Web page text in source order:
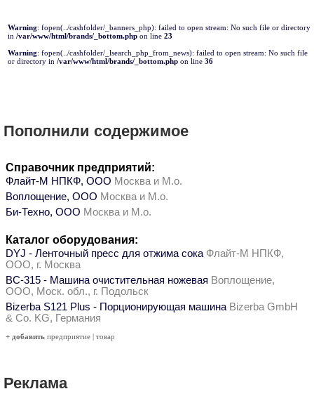
Warning: fopen(../cashfolder/_banners_php): failed to open stream: No such file or directory
in /var/www/html/brands/_bottom.php on line 23
Warning: fopen(../cashfolder/_lsearch_php_from_news): failed to open stream: No such file
or directory in /var/www/html/brands/_bottom.php on line 36
Пополнили содержимое
Справочник предприятий:
Флайт-М НПКФ, ООО Москва и М.о.
Воплощение, ООО Москва и М.о.
Би-Техно, ООО Москва и М.о.
Каталог оборудования:
DYJ - Ленточный пресс для отжима сока Флайт-М НПКФ,
ООО, г. Москва
ВС-315 - Машина очистительная ножевая Воплощение,
ООО, Моск. обл., г. Подольск
Bizerba S121 Plus - Порционирующая машина Bizerba GmbH
& Co. KG, Германия
+ добавить предприятие | товар
Реклама